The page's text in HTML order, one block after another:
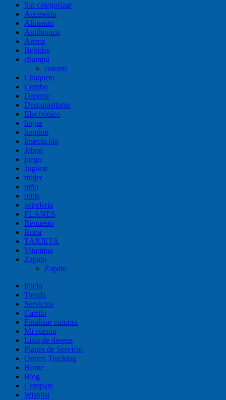
Sin categorizar
Accesorio
Alimento
Antibiotico
Arrroz
Bebidas
champú
colonia
Chaqueta
Combo
Deporte
Desparasitante
Electrónico
hogar
hombre
Insecticida
Jabon
juego
Juguete
mujer
niño
otitis
papelería
PLANES
Repuesto
Ropa
TARJETA
Vitamina
Zapato
Zapato
Inicio
Tienda
Servicios
Carrito
Finalizar compra
Mi cuenta
Lista de deseos
Planes de Servicio
Orders Tracking
Home
Blog
Compare
Wishlist